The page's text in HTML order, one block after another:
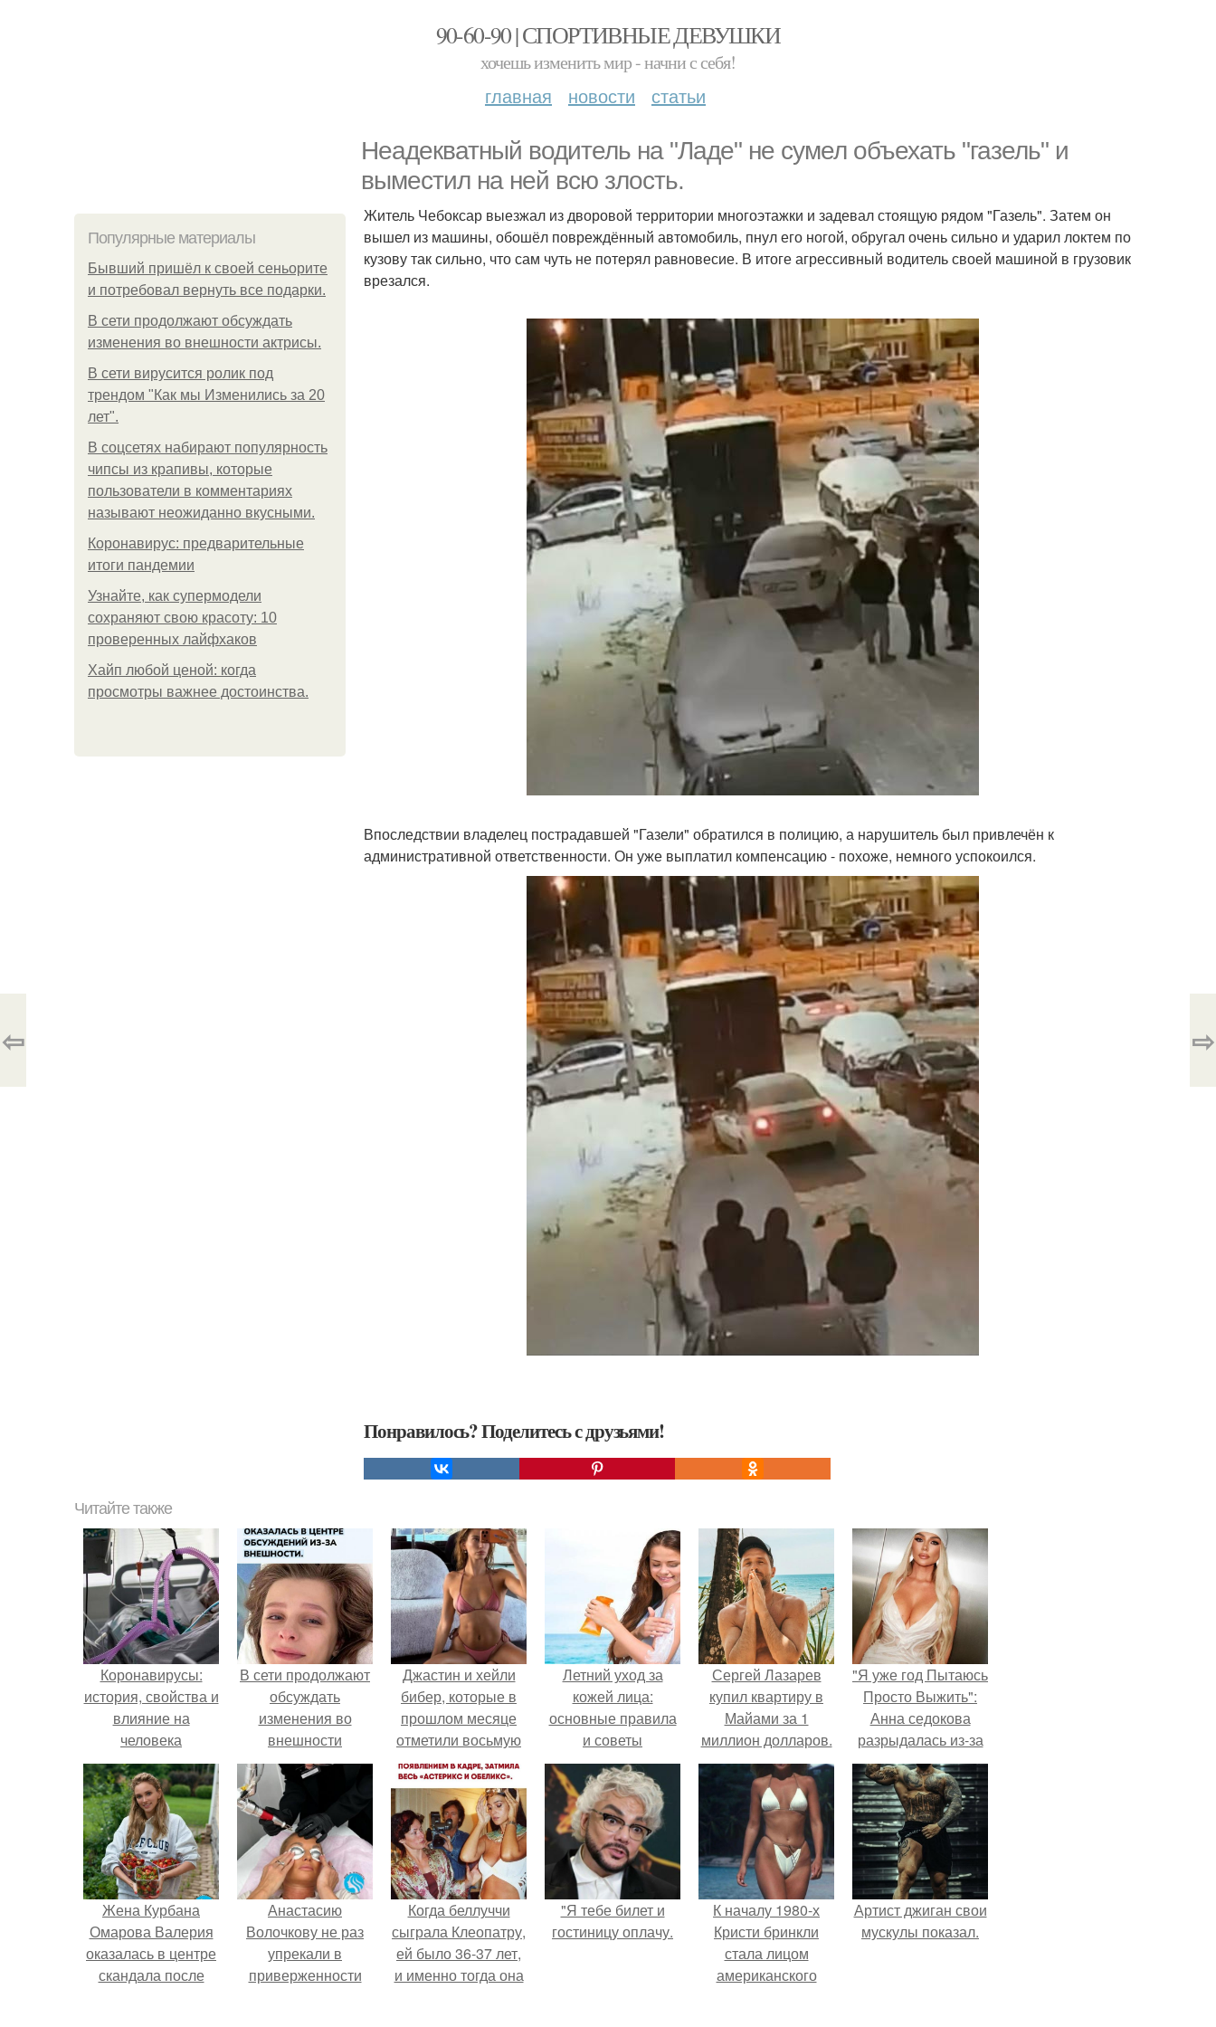
90-60-90 | СПОРТИВНЫЕ ДЕВУШКИ
хочешь изменить мир - начни с себя!
главная новости статьи
Неадекватный водитель на "Ладе" не сумел объехать "газель" и
выместил на ней всю злость.
Популярные материалы
Бывший пришёл к своей сеньорите
и потребовал вернуть все подарки.
В сети продолжают обсуждать
изменения во внешности актрисы.
В сети вирусится ролик под
трендом "Как мы Изменились за 20
лет".
В соцсетях набирают популярность
чипсы из крапивы, которые
пользователи в комментариях
называют неожиданно вкусными.
Коронавирус: предварительные
итоги пандемии
Узнайте, как супермодели
сохраняют свою красоту: 10
проверенных лайфхаков
Хайп любой ценой: когда
просмотры важнее достоинства.
Житель Чебоксар выезжал из дворовой территории многоэтажки и задевал стоящую рядом "Газель". Затем он
вышел из машины, обошёл повреждённый автомобиль, пнул его ногой, обругал очень сильно и ударил локтем по
кузову так сильно, что сам чуть не потерял равновесие. В итоге агрессивный водитель своей машиной в грузовик
врезался.
Впоследствии владелец пострадавшей "Газели" обратился в полицию, а нарушитель был привлечён к
административной ответственности. Он уже выплатил компенсацию - похоже, немного успокоился.
Понравилось? Поделитесь с друзьями!
⇦ ⇨
Читайте также
Коронавирусы:
история, свойства и
влияние на
человека
В сети продолжают
обсуждать
изменения во
внешности
актрисы.
Джастин и хейли
бибер, которые в
прошлом месяце
отметили восьмую
годовщину
помолвки, показали
новые фото с
совместного
отдыха.
Летний уход за
кожей лица:
основные правила
и советы
Сергей Лазарев
купил квартиру в
Майами за 1
миллион долларов.
"Я уже год Пытаюсь
Просто Выжить":
Анна седокова
разрыдалась из-за
жесткой травли и
проклятий в сети.
Жена Курбана
Омарова Валерия
оказалась в центре
скандала после
Анастасию
Волочкову не раз
упрекали в
приверженности
Когда беллуччи
сыграла Клеопатру,
ей было 36-37 лет,
и именно тогда она
"Я тебе билет и
гостиницу оплачу.
К началу 1980-х
Кристи бринкли
стала лицом
американского
Артист джиган свои
мускулы показал.